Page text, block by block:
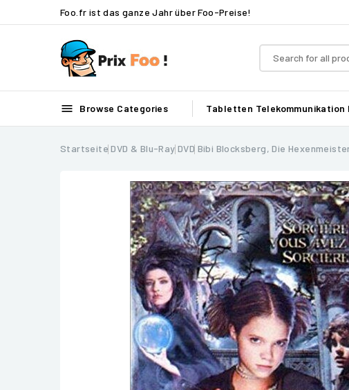
Foo.fr ist das ganze Jahr über Foo-Preise!
 Browse Categories Tabletten Telekommunikation
Startseite DVD & Blu-Ray DVD Bibi Blocksberg, Die